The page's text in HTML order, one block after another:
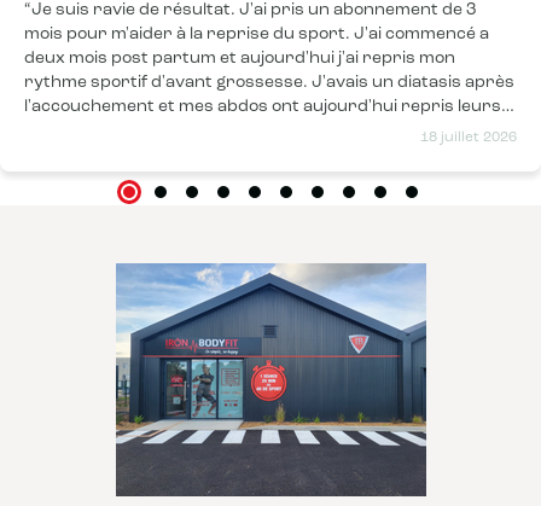
18 juillet 2026
Je suis ravie de résultat. J'ai pris un abonnement de 3
mois pour m'aider à la reprise du sport. J'ai commencé a
deux mois post partum et aujourd'hui j'ai repris mon
rythme sportif d'avant grossesse. J'avais un diatasis après
l'accouchement et mes abdos ont aujourd'hui repris leurs
place initiale. Je precise que j'avais l'accord de ma sage
commencer. Porter un bébé tous les jours n'est pas anodin
et je peux vraiment affirmer que les séances m'ont permise
musculaire profond mais après trois mois je vois une
énorme différence. Évidemment ce n'est pas magique,
durant les séances il faut contracter volontairement les
muscles pour optimiser les effets, il faut avoir une hygiène
de vie saine mais en faisant des efforts le résultat est
rapidement visible. Et évidemment l'équipe est super
sympa ! On est toujours de bonne humeur quand on passe
la porte. Je recommande sans hésiter. 😉